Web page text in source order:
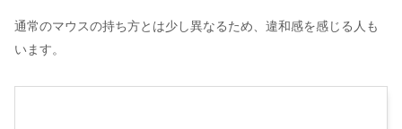
通常のマウスの持ち方とは少し異なるため、違和感を感じる人も
います。